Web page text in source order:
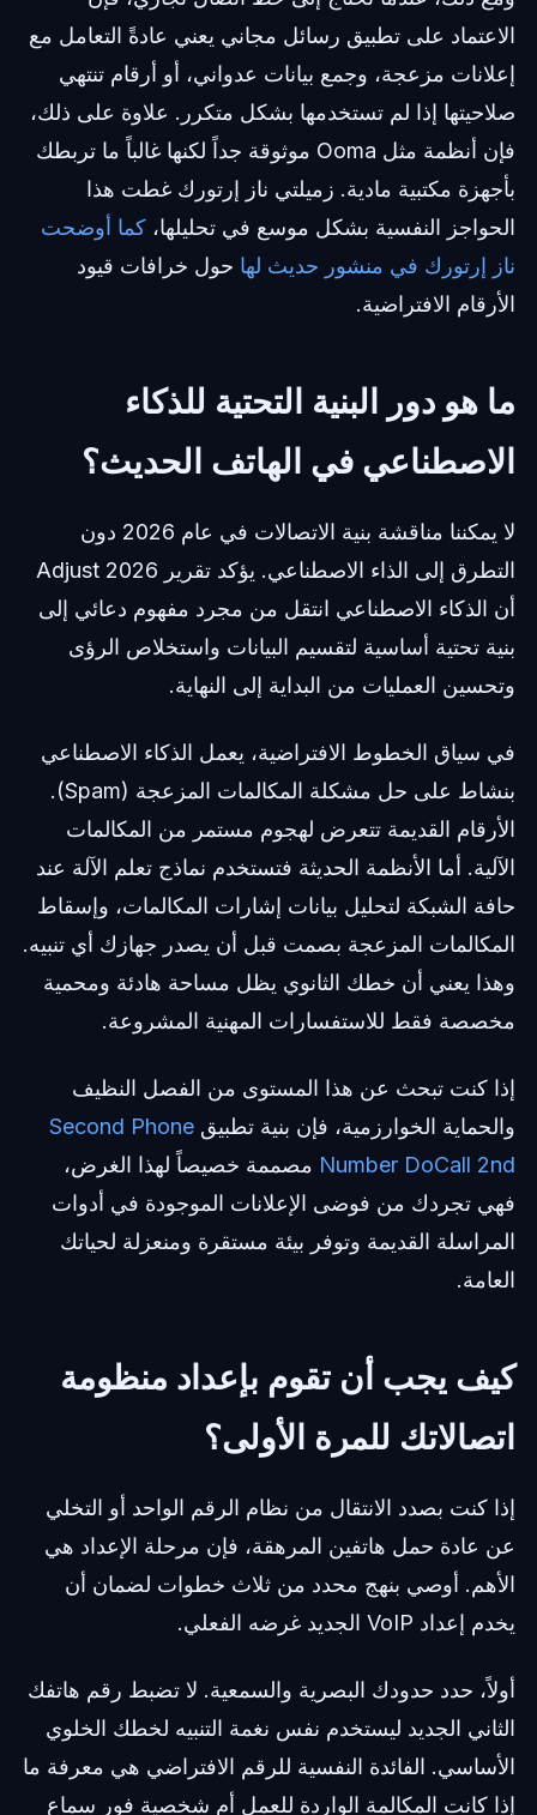
الاعتماد على تطبيق رسائل مجاني يعني عادةً التعامل مع
إعلانات مزعجة، وجمع بيانات عدواني، أو أرقام تنتهي
صلاحيتها إذا لم تستخدمها بشكل متكرر. علاوة على ذلك،
فإن أنظمة مثل Ooma موثوقة جداً لكنها غالباً ما تربطك
بأجهزة مكتبية مادية. زميلتي ناز إرتورك غطت هذا
الحواجز النفسية بشكل موسع في تحليلها، كما أوضحت
ناز إرتورك في منشور حديث لها حول خرافات قيود
الأرقام الافتراضية.
ما هو دور البنية التحتية للذكاء
الاصطناعي في الهاتف الحديث؟
لا يمكننا مناقشة بنية الاتصالات في عام 2026 دون
التطرق إلى الذاء الاصطناعي. يؤكد تقرير Adjust 2026
أن الذكاء الاصطناعي انتقل من مجرد مفهوم دعائي إلى
بنية تحتية أساسية لتقسيم البيانات واستخلاص الرؤى
وتحسين العمليات من البداية إلى النهاية.
في سياق الخطوط الافتراضية، يعمل الذكاء الاصطناعي
بنشاط على حل مشكلة المكالمات المزعجة (Spam).
الأرقام القديمة تتعرض لهجوم مستمر من المكالمات
الآلية. أما الأنظمة الحديثة فتستخدم نماذج تعلم الآلة عند
حافة الشبكة لتحليل بيانات إشارات المكالمات، وإسقاط
المكالمات المزعجة بصمت قبل أن يصدر جهازك أي تنبيه.
وهذا يعني أن خطك الثانوي يظل مساحة هادئة ومحمية
مخصصة فقط للاستفسارات المهنية المشروعة.
إذا كنت تبحث عن هذا المستوى من الفصل النظيف
والحماية الخوارزمية، فإن بنية تطبيق Second Phone
Number DoCall 2nd مصممة خصيصاً لهذا الغرض،
فهي تجردك من فوضى الإعلانات الموجودة في أدوات
المراسلة القديمة وتوفر بيئة مستقرة ومنعزلة لحياتك
العامة.
كيف يجب أن تقوم بإعداد منظومة
اتصالاتك للمرة الأولى؟
إذا كنت بصدد الانتقال من نظام الرقم الواحد أو التخلي
عن عادة حمل هاتفين المرهقة، فإن مرحلة الإعداد هي
الأهم. أوصي بنهج محدد من ثلاث خطوات لضمان أن
يخدم إعداد VoIP الجديد غرضه الفعلي.
أولاً، حدد حدودك البصرية والسمعية. لا تضبط رقم هاتفك
الثاني الجديد ليستخدم نفس نغمة التنبيه لخطك الخلوي
الأساسي. الفائدة النفسية للرقم الافتراضي هي معرفة ما
إذا كانت المكالمة الواردة للعمل أم شخصية فور سماع